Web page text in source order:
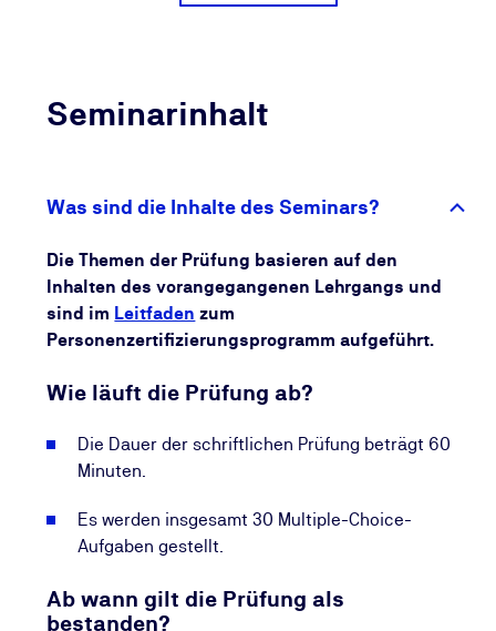
Prüfung.
überwacht die Gültigkeit Ihres Personenzertifikats
Ihre Kompetenzen aktuell zu halten. So stellen Sie
sicher, dass Ihr Wissen dauerhaft relevant bleibt und
Sie Ihre beruflichen Chancen kontinuierlich
ausbauen.
Seminarinhalt
Was sind die Inhalte des Seminars?
Die Themen der Prüfung basieren auf den
Inhalten des vorangegangenen Lehrgangs und
sind im Leitfaden zum
Personenzertifizierungsprogramm aufgeführt.
Wie läuft die Prüfung ab?
Die Dauer der schriftlichen Prüfung beträgt 60
Minuten.
Es werden insgesamt 30 Multiple-Choice-
Aufgaben gestellt.
Ab wann gilt die Prüfung als
bestanden?